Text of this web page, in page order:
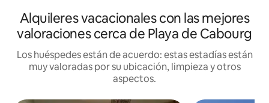
Alquileres vacacionales con las mejores
valoraciones cerca de Playa de Cabourg
Los huéspedes están de acuerdo: estas estadías están
muy valoradas por su ubicación, limpieza y otros
aspectos.